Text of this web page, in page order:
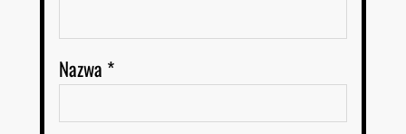
Nazwa *